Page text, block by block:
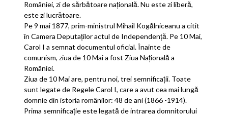
României, zi de sărbătoare naţională. Nu este zi liberă,
este zi lucrătoare.
Pe 9 mai 1877, prim-ministrul Mihail Kogălniceanu a citit
în Camera Deputaților actul de Independență. Pe 10 Mai,
Carol I a semnat documentul oficial. Înainte de
comunism, ziua de 10 Mai a fost Ziua Națională a
României.
Ziua de 10 Mai are, pentru noi, trei semnificații. Toate
sunt legate de Regele Carol I, care a avut cea mai lungă
domnie din istoria românilor: 48 de ani (1866 -1914).
Prima semnificație este legată de intrarea domnitorului